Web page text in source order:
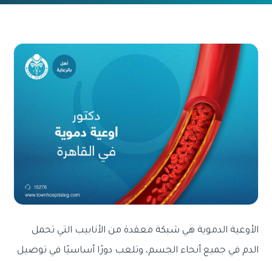
الأوعية الدموية هي شبكة معقدة من الأنابيب التي تحمل
الدم في جميع أنحاء الجسم، وتلعب دورًا أساسيًا في توصيل